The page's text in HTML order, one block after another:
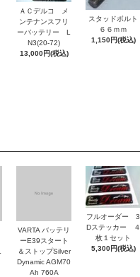
ＡＣデルコ メ
ンテナンスフリ
ーバッテリー L
N3(20-72)
13,000円(税込)
スタッドボルト
６６ｍｍ
1,150円(税込)
VARTA バッテリ
ーE39スタート
＆ストップSilver
Dynamic AGM70
Ah 760A
フルオーダー 3
Dステッカー ４
枚１セット
5,300円(税込)